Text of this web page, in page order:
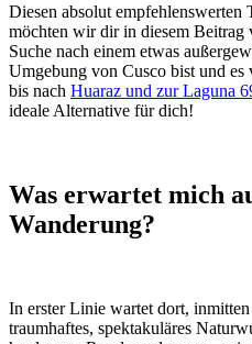
Diesen absolut empfehlenswerten
möchten wir dir in diesem Beitrag
Suche nach einem etwas
Umgebung von Cusco bist und
bis nach Huaraz und zur Laguna
ideale Alternative für dich!
Was erwartet mich
Wanderung?
In erster Linie wartet dort,
traumhaftes, spektakuläres